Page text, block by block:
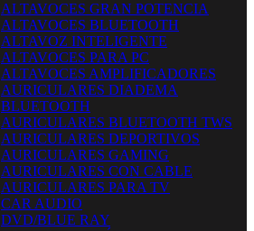
ALTAVOCES GRAN POTENCIA
ALTAVOCES BLUETOOTH
ALTAVOZ INTELIGENTE
ALTAVOCES PARA PC
ALTAVOCES AMPLIFICADORES
AURICULARES DIADEMA
BLUETOOTH
AURICULARES BLUETOOTH TWS
AURICULARES DEPORTIVOS
AURICULARES GAMING
AURICULARES CON CABLE
AURICULARES PARA TV
CAR AUDIO
DVD/BLUE RAY